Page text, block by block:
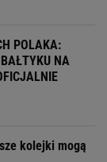
POLAKA:
NA
kolejki mogą